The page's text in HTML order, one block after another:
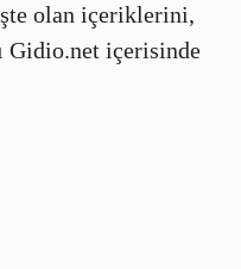
olan içeriklerini,
Gidio.net içerisinde